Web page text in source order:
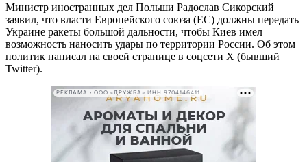
Министр иностранных дел Польши Радослав Сикорский
заявил, что власти Европейского союза (ЕС) должны передать
Украине ракеты большой дальности, чтобы Киев имел
возможность наносить удары по территории России. Об этом
политик написал на своей странице в соцсети Х (бывший
Twitter).
РЕКЛАМА • ООО «ДРУЖБА» ИНН 9704146411